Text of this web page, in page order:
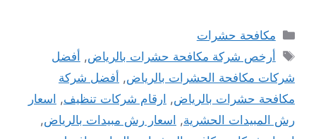
التصنيفات
مكافحة حشرات
الوسوم
أرخص شركة مكافحة حشرات بالرياض, أفضل
شركات مكافحة الحشرات بالرياض, أفضل شركة
مكافحة حشرات بالرياض, ارقام شركات تنظيف, اسعار
رش المبيدات الحشرية, اسعار رش مبيدات بالرياض,